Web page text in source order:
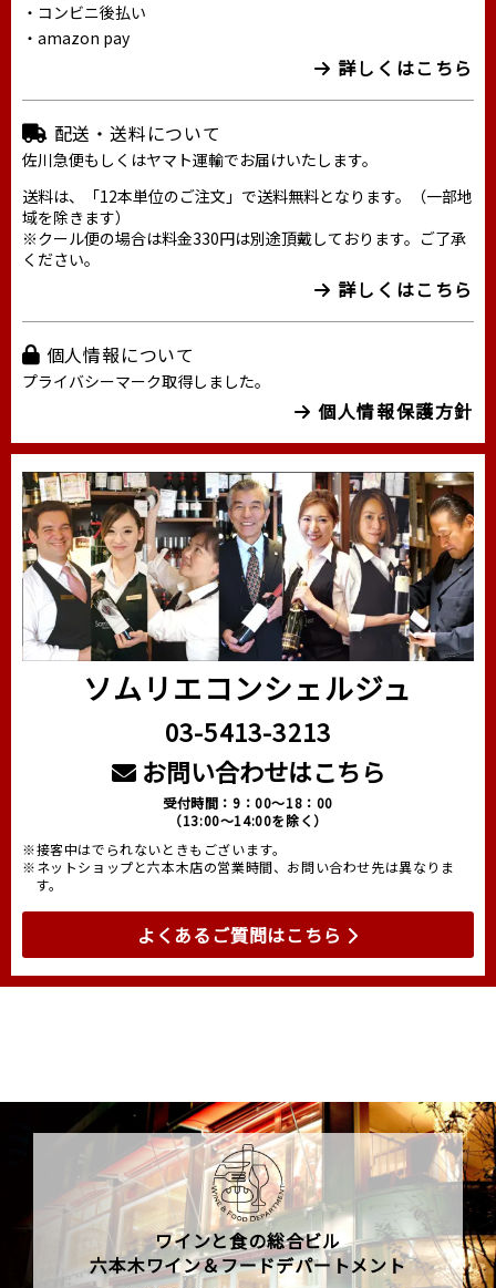
・コンビニ後払い
・amazon pay
詳しくはこちら
配送・送料について
佐川急便もしくはヤマト運輸でお届けいたします。
送料は、「12本単位のご注文」で送料無料となります。（一部地
域を除きます）
※クール便の場合は料金330円は別途頂戴しております。ご了承
ください。
詳しくはこちら
個人情報について
プライバシーマーク取得しました。
個人情報保護方針
ソムリエコンシェルジュ
03-5413-3213
お問い合わせはこちら
受付時間：9：00～18：00
（13:00～14:00を除く）
※接客中はでられないときもございます。
※ネットショップと六本木店の営業時間、お問い合わせ先は異なりま
す。
よくあるご質問はこちら
ワインと食の総合ビル
六本木ワイン＆フードデパートメント